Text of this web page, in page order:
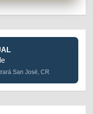
San José, CR